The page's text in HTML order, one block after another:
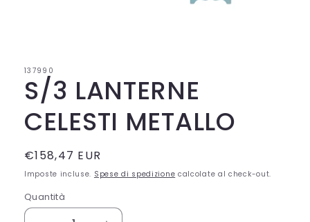
finestra
modale
137990
S/3 LANTERNE
CELESTI METALLO
Prezzo
di
€158,47 EUR
Imposte incluse. Spese di spedizione calcolate al check-out.
Quantità
Quantità